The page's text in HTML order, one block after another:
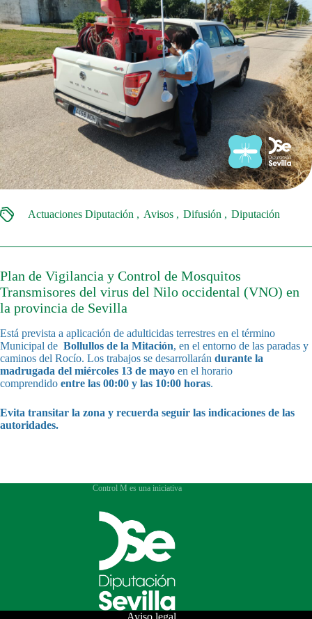
Actuaciones Diputación Avisos Difusión Diputación
Plan de Vigilancia y Control de Mosquitos
Transmisores del virus del Nilo occidental (VNO) en
la provincia de Sevilla
Está prevista a aplicación de adulticidas terrestres en el término
Municipal de Bollullos de la Mitación, en el entorno de las paradas y
caminos del Rocío. Los trabajos se desarrollarán durante la
madrugada del miércoles 13 de mayo en el horario
comprendido entre las 00:00 y las 10:00 horas.
Evita transitar la zona y recuerda seguir las indicaciones de las
autoridades.
Control M es una iniciativa
Aviso legal